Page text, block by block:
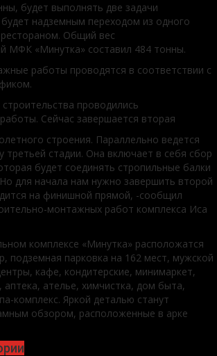
будет выполнять две задачи
надземным переходом из одного
рестораном. Общий вес
МФК «Минутка» составил 484 тонны.
работы проводятся в соответствии с
проводились
Сейчас завершается вторая
строения. Параллельно ведется
третьей стадии. Она включает в себя сбор
будет соединять стропильные балки
для начала нам нужно завершить второй
на финишной прямой, -сообщил
монтажных работ комплекса Иса
комплексе «Минутка» расположатся
подземная парковка на 162 мест, мужской
кафе, кондитерские, минимаркет,
аптека, ателье, химчистка, дом быта,
комплекс. Яркой деталью станут
обзором, расположенные в арке